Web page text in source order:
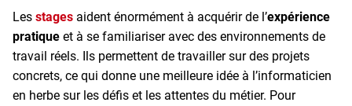
Les stages aident énormément à acquérir de l’expérience
pratique et à se familiariser avec des environnements de
travail réels. Ils permettent de travailler sur des projets
concrets, ce qui donne une meilleure idée à l’informaticien
en herbe sur les défis et les attentes du métier. Pour